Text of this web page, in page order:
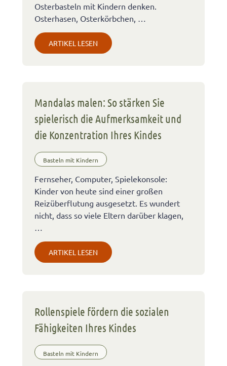
Osterbasteln mit Kindern denken.
Osterhasen, Osterkörbchen, …
ARTIKEL LESEN
Mandalas malen: So stärken Sie
spielerisch die Aufmerksamkeit und
die Konzentration Ihres Kindes
Basteln mit Kindern
Fernseher, Computer, Spielekonsole:
Kinder von heute sind einer großen
Reizüberflutung ausgesetzt. Es wundert
nicht, dass so viele Eltern darüber klagen,
ARTIKEL LESEN
Rollenspiele fördern die sozialen
Fähigkeiten Ihres Kindes
Basteln mit Kindern